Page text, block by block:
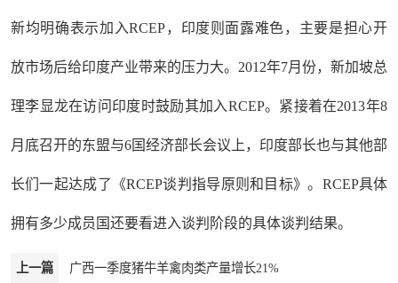
新均明确表示加入RCEP，印度则面露难色，主要是担心开
放市场后给印度产业带来的压力大。2012年7月份，新加坡总
理李显龙在访问印度时鼓励其加入RCEP。紧接着在2013年8
月底召开的东盟与6国经济部长会议上，印度部长也与其他部
长们一起达成了《RCEP谈判指导原则和目标》。RCEP具体
拥有多少成员国还要看进入谈判阶段的具体谈判结果。
上一篇 广西一季度猪牛羊禽肉类产量增长21%